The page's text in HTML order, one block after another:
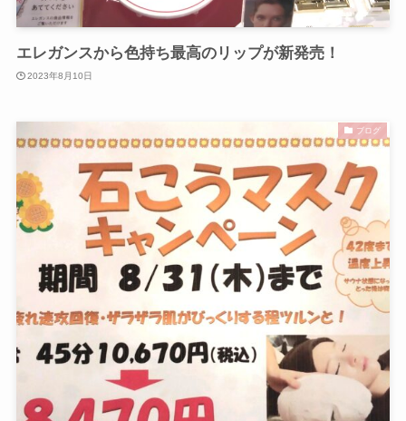
エレガンスから色持ち最高のリップが新発売！
2023年8月10日
ブログ